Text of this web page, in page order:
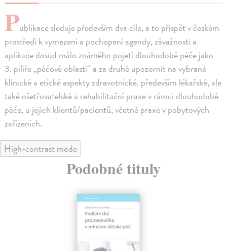
Publikace sleduje především dva cíle, a to přispět v českém
prostředí k vymezení a pochopení agendy, závažnosti a
aplikace dosud málo známého pojetí dlouhodobé péče jako
3. pilíře „péčové oblasti“ a za druhé upozornit na vybrané
klinické a etické aspekty zdravotnické, především lékařské, ale
také ošetřovatelské a rehabilitační praxe v rámci dlouhodobé
péče, u jejích klientů/pacientů, včetně praxe v pobytových
zařízeních.
High-contrast mode
Podobné tituly